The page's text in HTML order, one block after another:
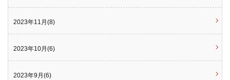
2023年11月(8)
2023年10月(6)
2023年9月(6)